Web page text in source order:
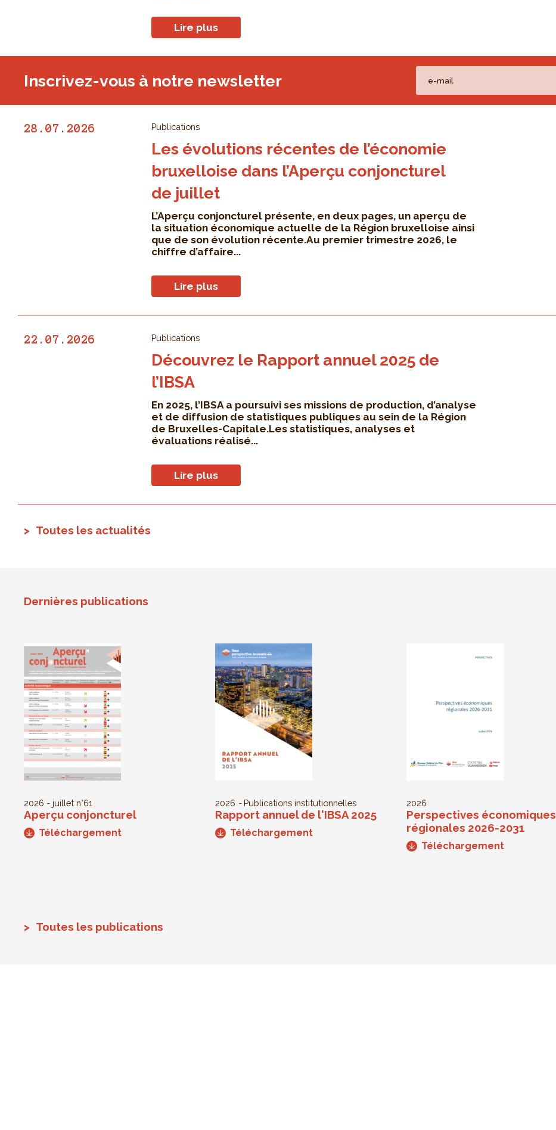
Inscrivez-vous à notre newsletter
Lire plus
28.07.2026 Publications
Les évolutions récentes de l’économie
bruxelloise dans l’Aperçu conjoncturel
de juillet
L’Aperçu conjoncturel présente, en deux pages, un aperçu de
la situation économique actuelle de la Région bruxelloise ainsi
que de son évolution récente.Au premier trimestre 2026, le
chiffre d’affaire...
Lire plus
22.07.2026 Publications
Découvrez le Rapport annuel 2025 de
l’IBSA
En 2025, l’IBSA a poursuivi ses missions de production, d’analyse
et de diffusion de statistiques publiques au sein de la Région
de Bruxelles-Capitale.Les statistiques, analyses et
évaluations réalisé...
Lire plus
Toutes les actualités
Dernières publications
2026 - juillet n°61
Aperçu conjoncturel
Téléchargement
2026 Publications institutionnelles
Rapport annuel de l'IBSA 2025
Téléchargement
2026
Perspectives économiques
régionales 2026-2031
Téléchargement
Toutes les publications